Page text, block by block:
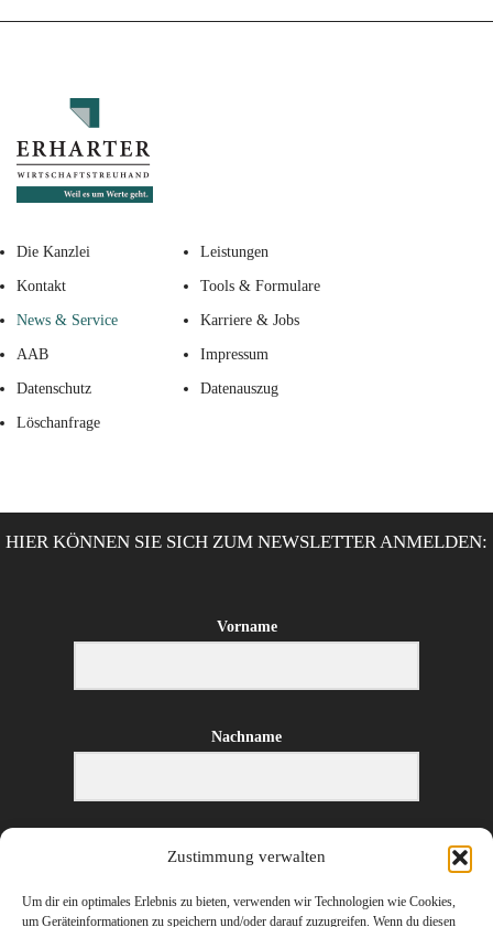
Zustimmung verwalten
Um dir ein optimales Erlebnis zu bieten, verwenden wir Technologien wie Cookies,
um Geräteinformationen zu speichern und/oder darauf zuzugreifen. Wenn du diesen
Die Kanzlei Leistungen
Kontakt Tools & Formulare
News & Service Karriere & Jobs
AAB Impressum
Datenschutz Datenauszug
Löschanfrage
HIER KÖNNEN SIE SICH ZUM NEWSLETTER ANMELDEN:
Vorname
Nachname
E-Mail-Adresse